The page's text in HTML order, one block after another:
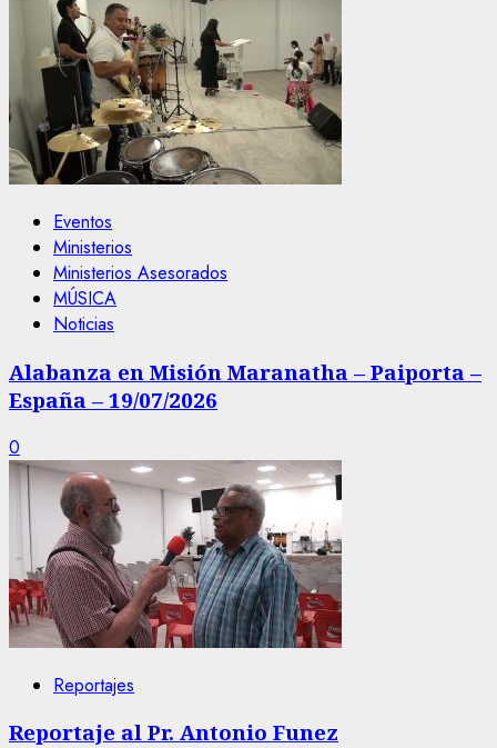
Eventos
Ministerios
Ministerios Asesorados
MÚSICA
Noticias
Alabanza en Misión Maranatha – Paiporta –
España – 19/07/2026
0
Reportajes
Reportaje al Pr. Antonio Funez